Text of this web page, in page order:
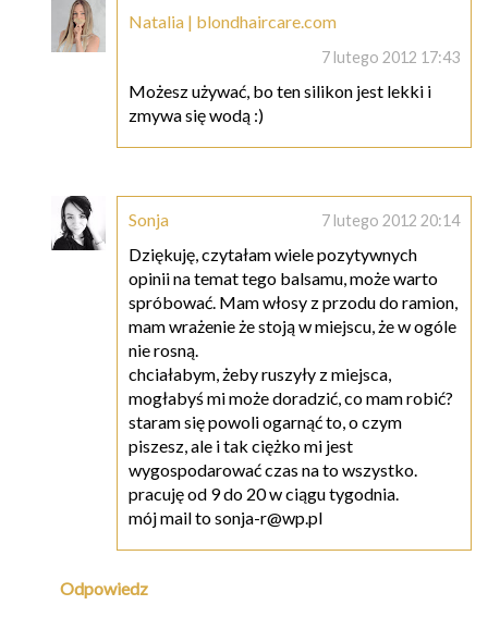
Natalia | blondhaircare.com
7 lutego 2012 17:43
Możesz używać, bo ten silikon jest lekki i
zmywa się wodą :)
Sonja 7 lutego 2012 20:14
Dziękuję, czytałam wiele pozytywnych
opinii na temat tego balsamu, może warto
spróbować. Mam włosy z przodu do ramion,
mam wrażenie że stoją w miejscu, że w ogóle
nie rosną.
chciałabym, żeby ruszyły z miejsca,
mogłabyś mi może doradzić, co mam robić?
staram się powoli ogarnąć to, o czym
piszesz, ale i tak ciężko mi jest
wygospodarować czas na to wszystko.
pracuję od 9 do 20 w ciągu tygodnia.
mój mail to sonja-r@wp.pl
Odpowiedz